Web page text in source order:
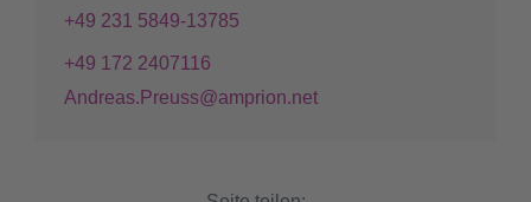
+49 231 5849-13785
+49 172 2407116
Andreas.Preuss@amprion.net